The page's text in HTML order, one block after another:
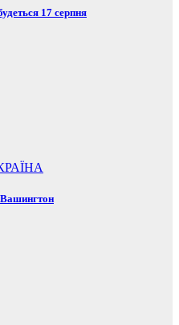
17 серпня
Вашингтон